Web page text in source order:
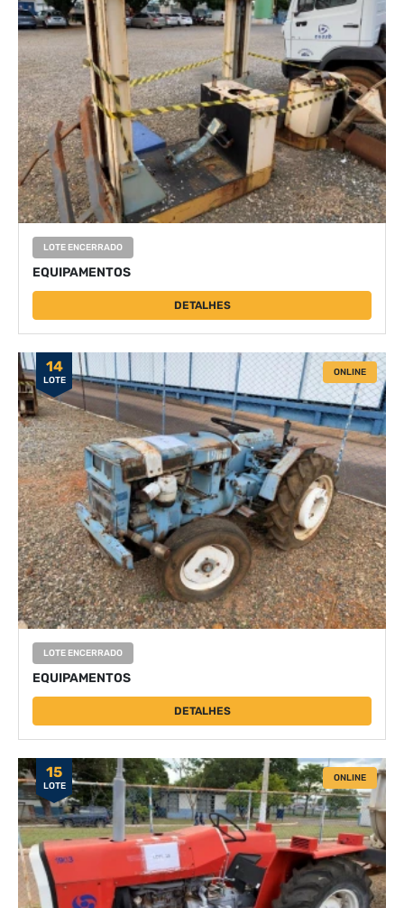
LOTE ENCERRADO
EQUIPAMENTOS
DETALHES
14
LOTE
ONLINE
LOTE ENCERRADO
EQUIPAMENTOS
DETALHES
15
LOTE
ONLINE